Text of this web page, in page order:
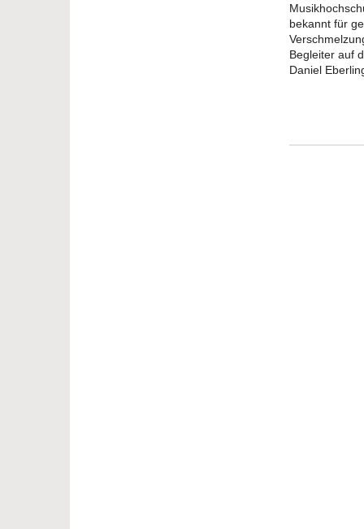
bekannt für
Begleiter auf
Daniel